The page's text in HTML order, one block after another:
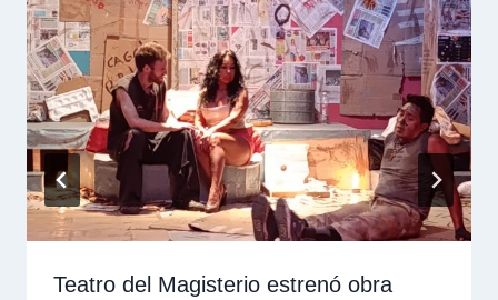
Teatro del Magisterio estrenó obra